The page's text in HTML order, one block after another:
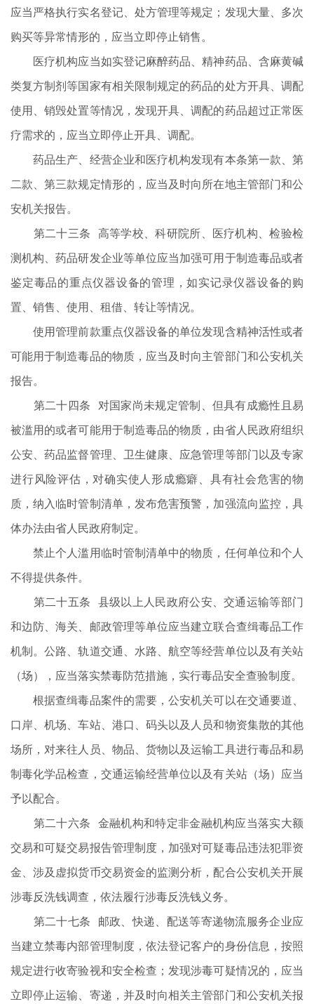
应当严格执行实名登记、处方管理等规定；发现大量、多次
购买等异常情形的，应当立即停止销售。
医疗机构应当如实登记麻醉药品、精神药品、含麻黄碱
类复方制剂等国家有相关限制规定的药品的处方开具、调配
使用、销毁处置等情况，发现开具、调配的药品超过正常医
疗需求的，应当立即停止开具、调配。
药品生产、经营企业和医疗机构发现有本条第一款、第
二款、第三款规定情形的，应当及时向所在地主管部门和公
安机关报告。
第二十三条 高等学校、科研院所、医疗机构、检验检
测机构、药品研发企业等单位应当加强可用于制造毒品或者
鉴定毒品的重点仪器设备的管理，如实记录仪器设备的购
置、销售、使用、租借、转让等情况。
使用管理前款重点仪器设备的单位发现含精神活性或者
可能用于制造毒品的物质，应当及时向主管部门和公安机关
报告。
第二十四条 对国家尚未规定管制、但具有成瘾性且易
被滥用的或者可能用于制造毒品的物质，由省人民政府组织
公安、药品监督管理、卫生健康、应急管理等部门以及专家
进行风险评估，对确实使人形成瘾癖、具有社会危害的物
质，纳入临时管制清单，发布危害预警，加强流向监控，具
体办法由省人民政府制定。
禁止个人滥用临时管制清单中的物质，任何单位和个人
不得提供条件。
第二十五条 县级以上人民政府公安、交通运输等部门
和边防、海关、邮政管理等单位应当建立联合查缉毒品工作
机制。公路、轨道交通、水路、航空等经营单位以及有关站
（场），应当落实禁毒防范措施，实行毒品安全查验制度。
根据查缉毒品案件的需要，公安机关可以在交通要道、
口岸、机场、车站、港口、码头以及人员和物资集散的其他
场所，对来往人员、物品、货物以及运输工具进行毒品和易
制毒化学品检查，交通运输经营单位以及有关站（场）应当
予以配合。
第二十六条 金融机构和特定非金融机构应当落实大额
交易和可疑交易报告管理制度，加强对可疑毒品违法犯罪资
金、涉及虚拟货币交易资金的监测分析，配合公安机关开展
涉毒反洗钱调查，依法履行涉毒反洗钱义务。
第二十七条 邮政、快递、配送等寄递物流服务企业应
当建立禁毒内部管理制度，依法登记客户的身份信息，按照
规定进行收寄验视和安全检查；发现涉毒可疑情况的，应当
立即停止运输、寄递，并及时向相关主管部门和公安机关报